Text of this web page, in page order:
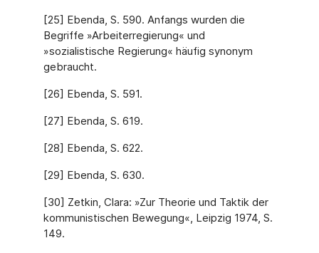
[25] Ebenda, S. 590. Anfangs wurden die
Begriffe »Arbeiterregierung« und
»sozialistische Regierung« häufig synonym
gebraucht.
[26] Ebenda, S. 591.
[27] Ebenda, S. 619.
[28] Ebenda, S. 622.
[29] Ebenda, S. 630.
[30] Zetkin, Clara: »Zur Theorie und Taktik der
kommunistischen Bewegung«, Leipzig 1974, S.
149.